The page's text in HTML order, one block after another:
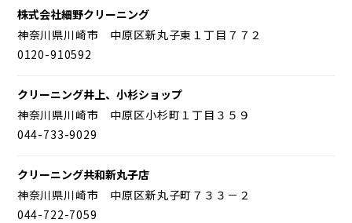
株式会社細野クリーニング
神奈川県川崎市 中原区新丸子東１丁目７７２
0120-910592
クリーニング井上、小杉ショップ
神奈川県川崎市 中原区小杉町１丁目３５９
044-733-9029
クリーニング共和新丸子店
神奈川県川崎市 中原区新丸子町７３３－２
044-722-7059